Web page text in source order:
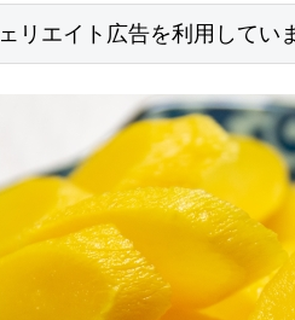
リエイト広告を利用してい